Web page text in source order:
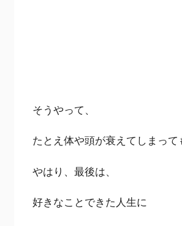
そうやって、
たとえ体や頭が衰えてしまって
やはり、最後は、
好きなことできた人生に